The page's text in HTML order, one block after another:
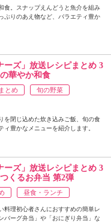
食。スナップえんどうと魚介を組み
ぷりのあえ物など、バラエティ豊か
ーズ」放送レシピまとめ 3
華やか和食
とめ
旬の野菜
を閉じ込めた炊き込みご飯、旬の食
豊かなメニューを紹介します。
ーズ」放送レシピまとめ 3
くるお弁当 第2弾
昼食・ランチ
料理初心者さんにおすすめの簡単レ
バーグ弁当」や「おにぎり弁当」な